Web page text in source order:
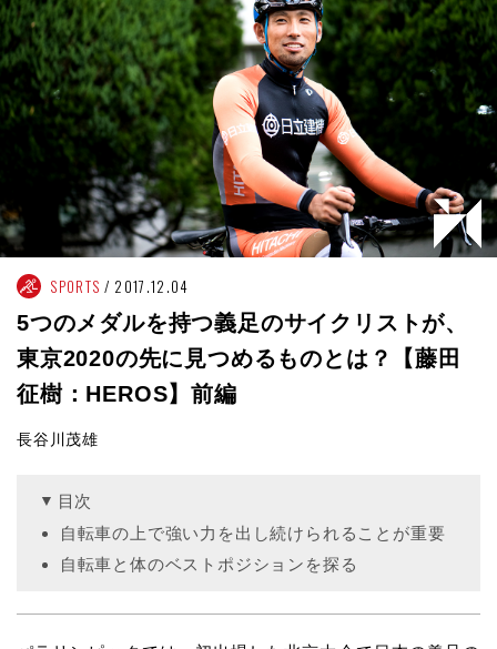
SPORTS 2017.12.04
5つのメダルを持つ義足のサイクリストが、
東京2020の先に見つめるものとは？【藤田
征樹：HEROS】前編
長谷川茂雄
目次
自転車の上で強い力を出し続けられることが重要
自転車と体のベストポジションを探る